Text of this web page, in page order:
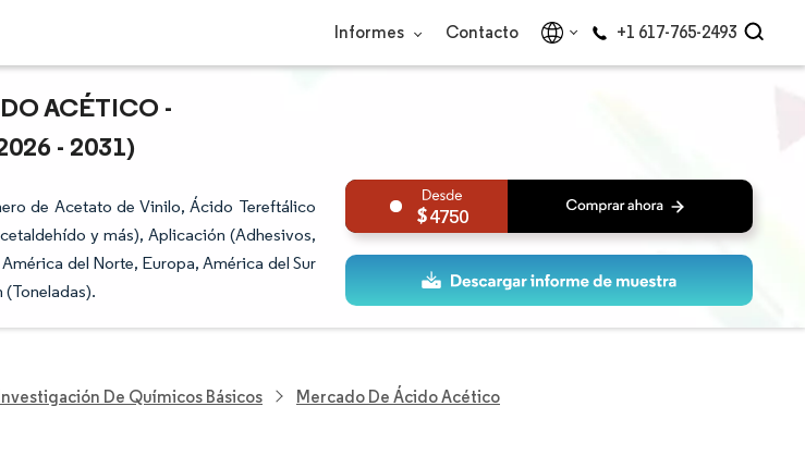
Informes Contacto +1 617-765-2493
ACÉTICO -
- 2031)
de Acetato de Vinilo, Ácido Tereftálico
y más), Aplicación (Adhesivos,
del Norte, Europa, América del Sur
4750
De Químicos Básicos Mercado De Ácido Acético